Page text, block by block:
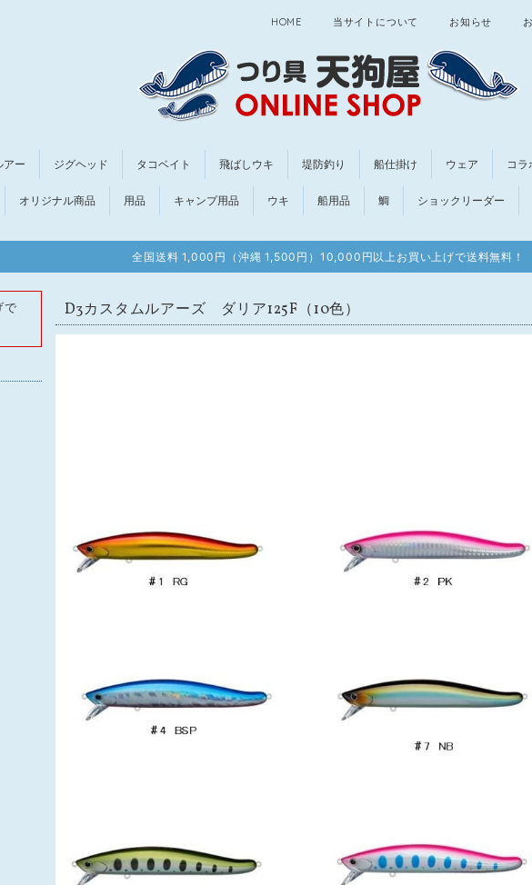
HOME 当サイトについて お知らせ
アー ジグヘッド タコベイト 飛ばしウキ 堤防釣り 船仕掛け ウェア コラ
オリジナル商品 用品 キャンプ用品 ウキ 船用品 鯛 ショックリーダー
全国送料 1,000円（沖縄 1,500円）10,000円以上お買い上げで送料無料！
で D3カスタムルアーズ ダリア125F（10色）